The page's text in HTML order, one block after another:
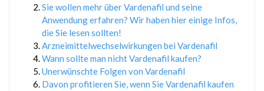
Sie wollen mehr über Vardenafil und seine
Anwendung erfahren? Wir haben hier einige Infos,
die Sie lesen sollten!
Arzneimittelwechselwirkungen bei Vardenafil
Wann sollte man nicht Vardenafil kaufen?
Unerwünschte Folgen von Vardenafil
Davon profitieren Sie, wenn Sie Vardenafil kaufen